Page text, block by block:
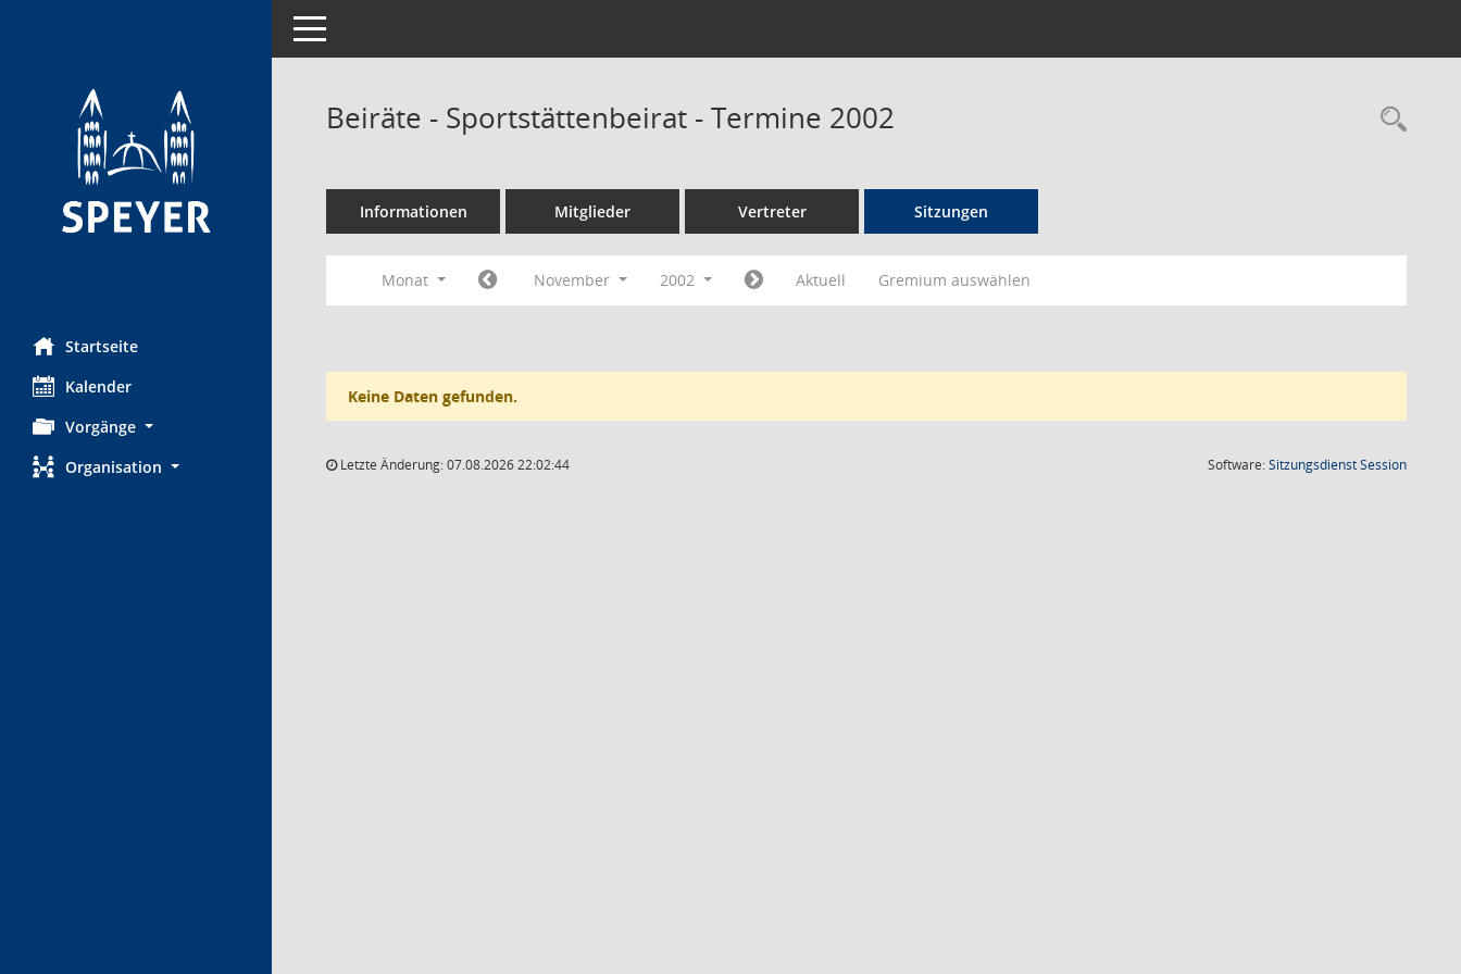
Startseite
Kalender
Vorgänge
Organisation
Toggle navigation
Beiräte - Sportstättenbeirat - Termine 2002
Informationen Mitglieder Vertreter Sitzungen
Monat November 2002 Aktuell Gremium auswählen
Keine Daten gefunden.
Letzte Änderung: 07.08.2026 22:02:44 Software:SitzungsdienstSession(Wird in